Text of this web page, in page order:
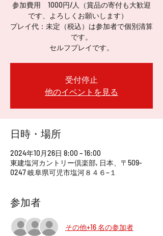
参加費用 1000円/人（賞品の寄付も大歓迎
です、よろしくお願いします）
プレイ代：未定（税込）は参加者で個別清算
です。
セルフプレイです。
受付停止
他のイベントを見る
日時・場所
2024年10月26日 8:00 – 16:00
東建塩河カントリー倶楽部, 日本、〒509-
0247 岐阜県可児市塩河８４６−１
参加者
その他+16 名の参加者